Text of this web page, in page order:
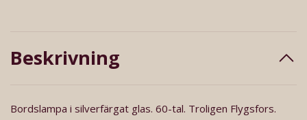
Beskrivning
Bordslampa i silverfärgat glas. 60-tal. Troligen Flygsfors.